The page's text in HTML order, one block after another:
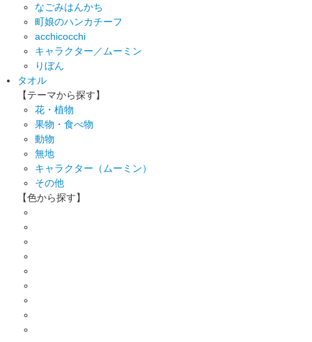
なごみはんかち
町娘のハンカチーフ
acchicocchi
キャラクター／ムーミン
りぼん
タオル
【テーマから探す】
花・植物
果物・食べ物
動物
無地
キャラクター（ムーミン）
その他
【色から探す】